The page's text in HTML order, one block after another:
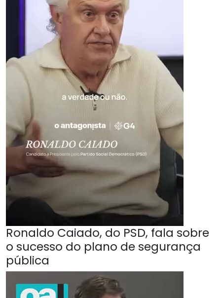
Ronaldo Caiado, do PSD, fala sobre
o sucesso do plano de segurança
pública